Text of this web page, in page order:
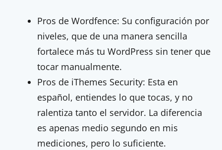
Pros de Wordfence: Su configuración por
niveles, que de una manera sencilla
fortalece más tu WordPress sin tener que
tocar manualmente.
Pros de iThemes Security: Esta en
español, entiendes lo que tocas, y no
ralentiza tanto el servidor. La diferencia
es apenas medio segundo en mis
mediciones, pero lo suficiente.